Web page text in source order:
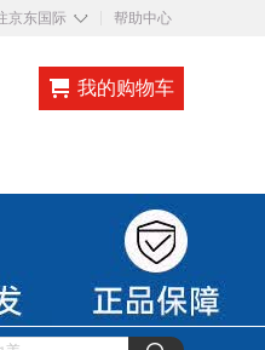
京东国际 ◇ 帮助中心
我的购物车